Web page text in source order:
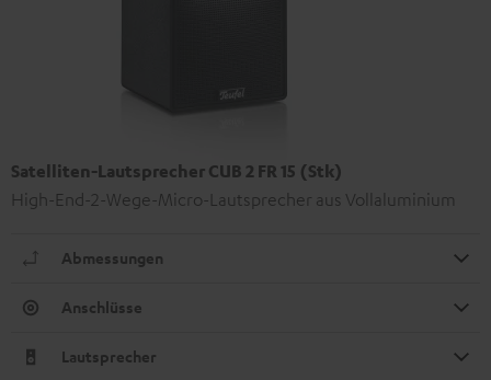
Satelliten-Lautsprecher CUB 2 FR 15 (Stk)
High-End-2-Wege-Micro-Lautsprecher aus Vollaluminium
Abmessungen
Anschlüsse
Lautsprecher